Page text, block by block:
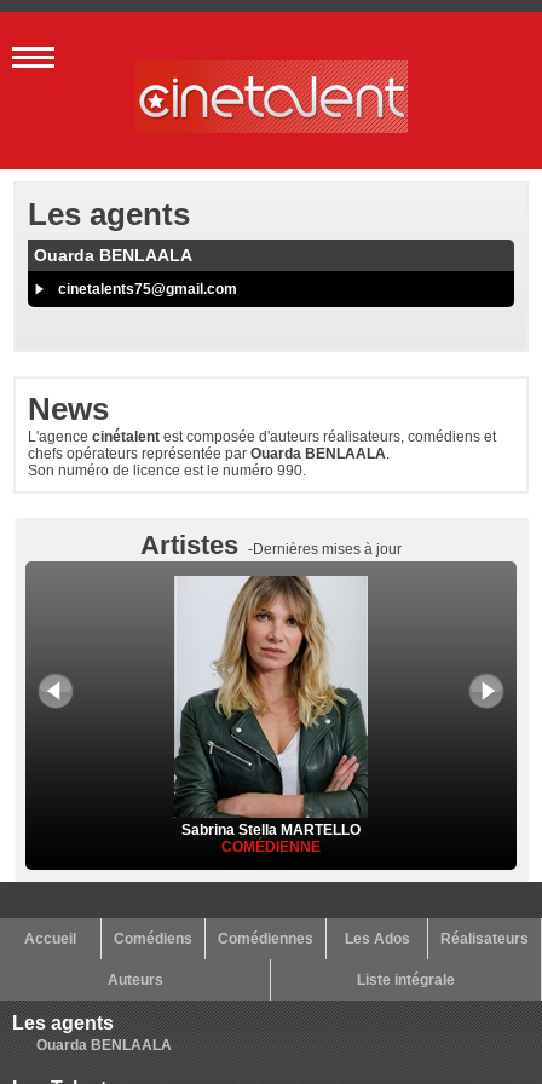
News
L'agencecinétalent est composée d'auteurs réalisateurs, comédiens et
chefs opérateurs représentée parOuarda BENLAALA.
Son numéro de licence est le numéro 990.
Les agents
Ouarda BENLAALA
cinetalents75@gmail.com
Artistes -Dernières mises à jour
Sabrina Stella MARTELLO
COMÉDIENNE
Accueil Comédiens Comédiennes Les Ados Réalisateurs
Auteurs Liste intégrale
Les agents
Ouarda BENLAALA